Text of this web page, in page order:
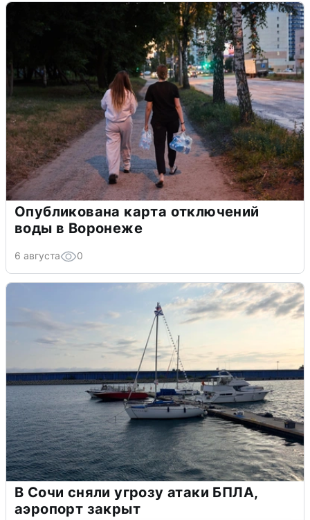
Опубликована карта отключений
воды в Воронеже
6 августа 0
В Сочи сняли угрозу атаки БПЛА,
аэропорт закрыт